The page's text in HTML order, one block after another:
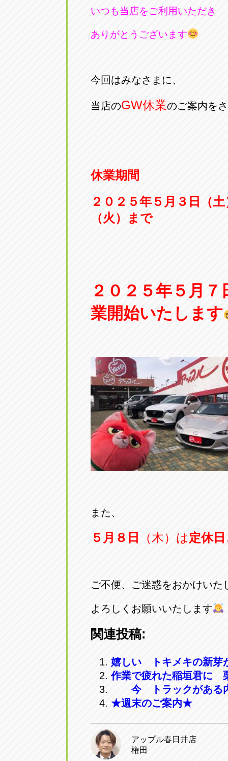
0568-25-
0569-35-
アップル
0561-53-
オートフ
052-400-
トラック
059-331-
愛知県北名古屋市中之郷八反
愛知県常滑市長間37-1
アップル尾張旭店
愛知県尾張旭市印場元町5-2-8
オートフレンド
愛知県清須市春日砂賀東114
トラック市四日市店
三重県四日市市午起3丁目1番3
いつも当店をご利用いただき
ありがとうございます
今回はみなさまに、
当店のGW休業のご案内を
休業期間
２０２５年５月３日（
（火）まで
２０２５年５月
業開始いたします
また、
５月８日 （木）は定休日
ご不便、ご迷惑をおかけいた
よろしくお願いいたします
関連投稿:
嬉しい トキメキの新芽
作業で疲れた稲垣君に
今 トラックがある
★週末のご案内★
アップル春日井店
権田